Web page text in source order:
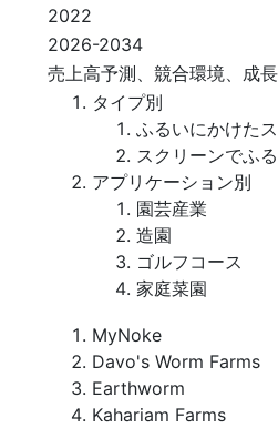
2022
2026-2034
売上高予測、競合環境、成
タイプ別
ふるいにかけた
スクリーンでふ
アプリケーション別
園芸産業
造園
ゴルフコース
家庭菜園
MyNoke
Davo's Worm Farms
Earthworm
Kahariam Farms